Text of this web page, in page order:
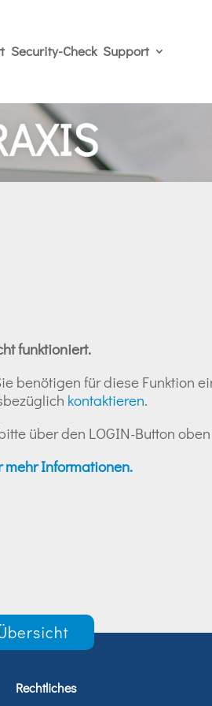
Security-Check Support
funktioniert.
benötigen für diese Funktion
kontaktieren.
über den LOGIN-Button
mehr Informationen.
Rechtliches